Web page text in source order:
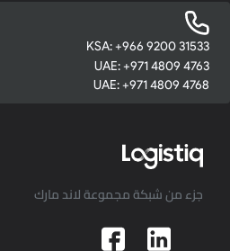
KSA: +966 9200 31533
UAE: +971 4809 4763
UAE: +971 4809 4768
جزء من شبكة مجموعة لاند مارك